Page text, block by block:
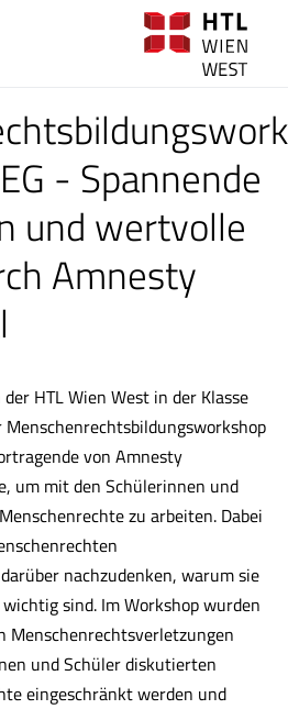
- Spannende
und wertvolle
Amnesty
HTL Wien West in der Klasse
von Amnesty
um mit den Schülerinnen und
zu arbeiten. Dabei
nachzudenken, warum sie
sind. Im Workshop wurden
Menschenrechtsverletzungen
und Schüler diskutierten
eingeschränkt werden und